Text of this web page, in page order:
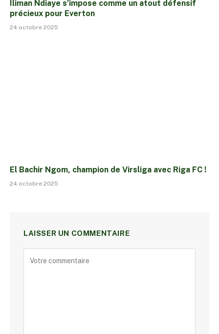
Iliman Ndiaye s’impose comme un atout défensif
précieux pour Everton
24 octobre 2025
El Bachir Ngom, champion de Virsliga avec Riga FC !
24 octobre 2025
LAISSER UN COMMENTAIRE